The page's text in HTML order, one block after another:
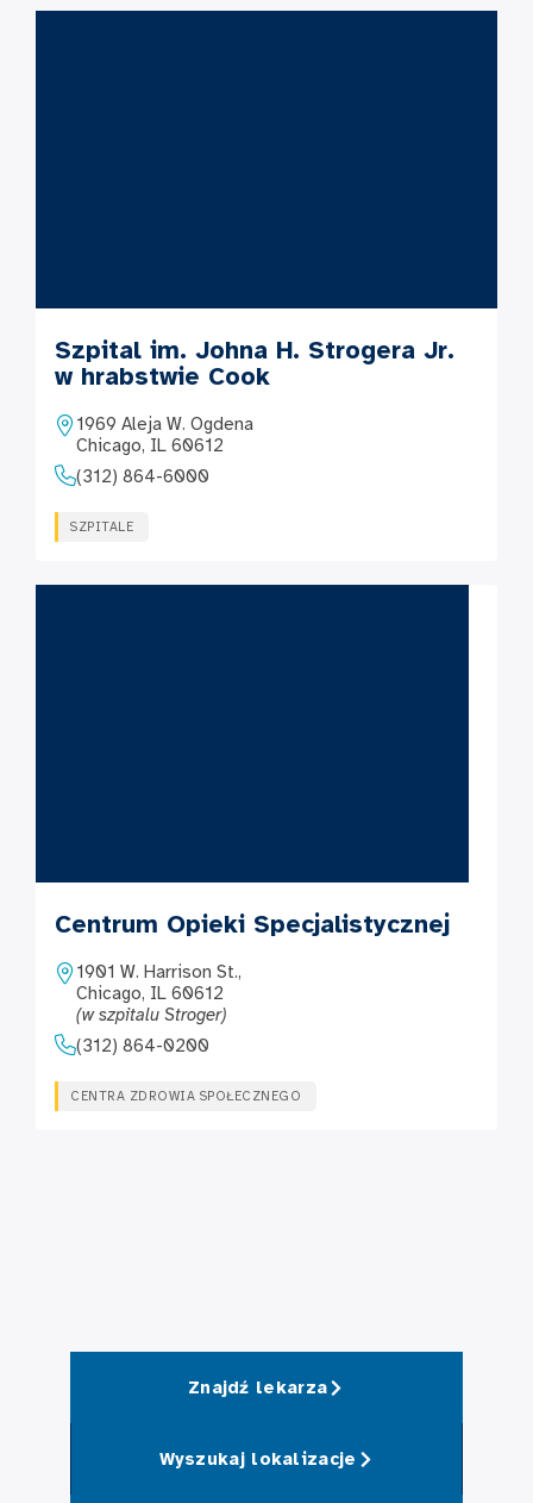
Szpital im. Johna H. Strogera Jr.
w hrabstwie Cook
1969 Aleja W. Ogdena
Chicago, IL 60612
(312) 864-6000
SZPITALE
Centrum Opieki Specjalistycznej
1901 W. Harrison St.,
Chicago, IL 60612
(w szpitalu Stroger)
(312) 864-0200
CENTRA ZDROWIA SPOŁECZNEGO
Znajdź lekarza
Wyszukaj lokalizacje